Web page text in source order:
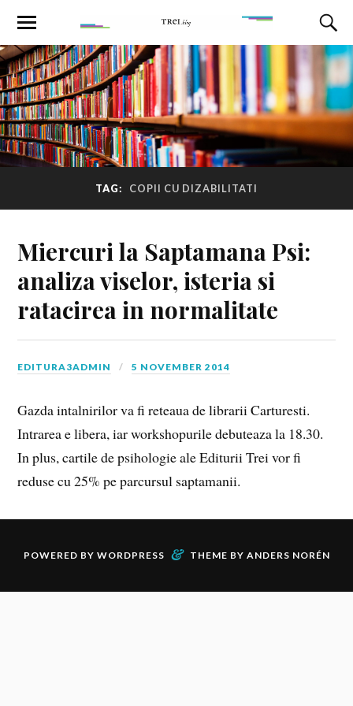
TAG: COPII CU DIZABILITATI
Miercuri la Saptamana Psi:
analiza viselor, isteria si
ratacirea in normalitate
EDITURA3ADMIN 5 NOVEMBER 2014
Gazda intalnirilor va fi reteaua de librarii Carturesti.
Intrarea e libera, iar workshopurile debuteaza la 18.30.
In plus, cartile de psihologie ale Editurii Trei vor fi
reduse cu 25% pe parcursul saptamanii.
POWERED BY WORDPRESS & THEME BY ANDERS NORÉN